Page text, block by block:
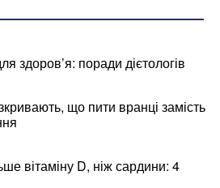
здоров’я: поради дієтологів
що пити вранці замість
вітаміну D, ніж сардини: 4